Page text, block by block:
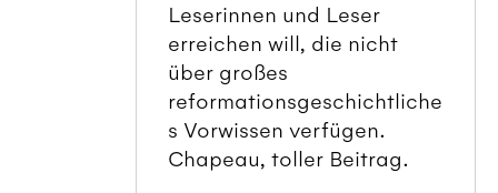
Leserinnen und Leser
erreichen will, die nicht
über großes
reformationsgeschichtliche
s Vorwissen verfügen.
Chapeau, toller Beitrag.